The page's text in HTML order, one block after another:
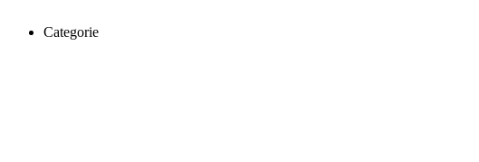
Categorie